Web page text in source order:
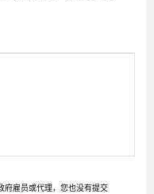
府雇员或代理，您也没有提交